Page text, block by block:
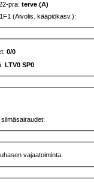
pra:terve (A)
(Aivolis. kääpiökasv.):
0/0
LTV0 SP0
vajaatoiminta: